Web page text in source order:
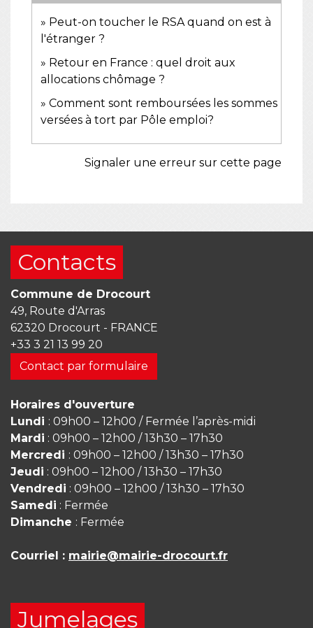
Peut-on toucher le RSA quand on est à
l'étranger ?
Retour en France : quel droit aux
allocations chômage ?
Comment sont remboursées les sommes
versées à tort par Pôle emploi?
Signaler une erreur sur cette page
Contacts
Commune de Drocourt
49, Route d'Arras
62320 Drocourt - FRANCE
+33 3 21 13 99 20
Contact par formulaire
Horaires d'ouverture
Lundi : 09h00 – 12h00 / Fermée l’après-midi
Mardi : 09h00 – 12h00 / 13h30 – 17h30
Mercredi : 09h00 – 12h00 / 13h30 – 17h30
Jeudi : 09h00 – 12h00 / 13h30 – 17h30
Vendredi : 09h00 – 12h00 / 13h30 – 17h30
Samedi : Fermée
Dimanche : Fermée
Courriel : mairie@mairie-drocourt.fr
Jumelages